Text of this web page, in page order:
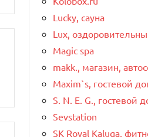
Lucky, сауна
Lux,
Magic spa
makk., магазин,
Maxim`s, гостевой
S. N. E. G., гостевой
Sevstation
SK Royal Kaluga,